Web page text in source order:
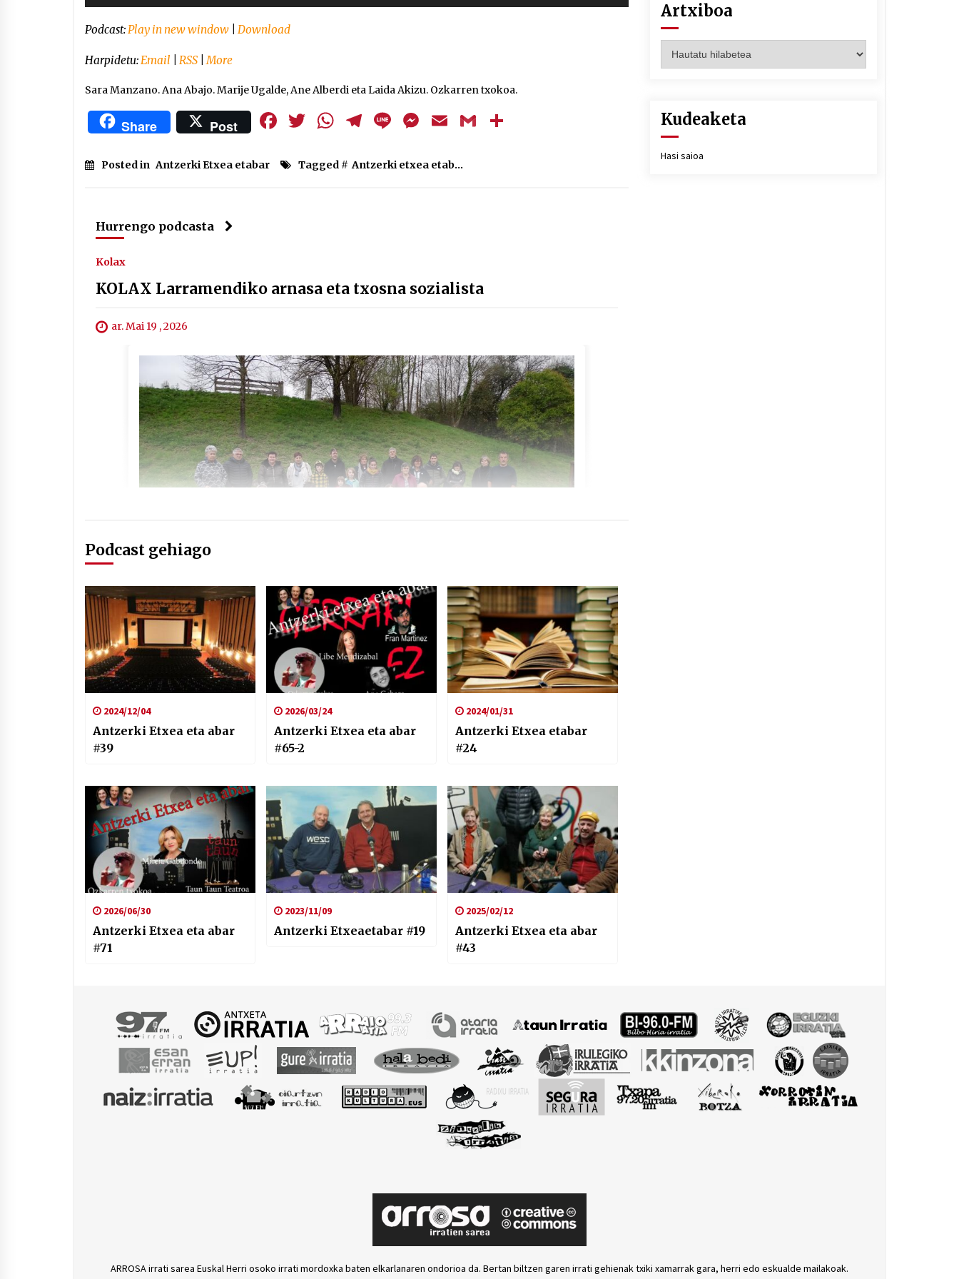
Podcast: Play in new window Download
Harpidetu: Email RSS More
Sara Manzano. Ana Abajo. Marije Ugalde, Ane Alberdi eta Laida Akizu. Ozkarren txokoa.
Share Post Facebook
Twitter
WhatsApp
Telegram
LineMessenger
EmailGmail
Posted in Antzerki Etxea etabar Tagged # Antzerki etxea etab...
Hurrengo podcasta
Kolax
KOLAX Larramendiko arnasa eta txosna sozialista
ar. Mai 19 , 2026
Podcast gehiago
2024/12/04
Antzerki Etxea eta abar
#39
2026/03/24
Antzerki Etxea eta abar
#65-2
2024/01/31
Antzerki Etxea etabar
#24
2026/06/30
Antzerki Etxea eta abar
#71
2023/11/09
Antzerki Etxeaetabar #19
2025/02/12
Antzerki Etxea eta abar
#43
Artxiboa
Kudeaketa
Hasi saioa
ARROSA irrati sarea Euskal Herri osoko irrati mordoxka baten elkarlanaren ondorioa da. Bertan biltzen garen irrati gehienak txiki xamarrak gara, herri edo eskualde mailakoak.